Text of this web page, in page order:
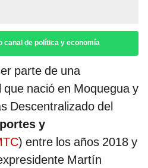
canal de política y economía
parte de una
nació en Moquegua y
Descentralizado del
y
) entre los años 2018 y
Martín